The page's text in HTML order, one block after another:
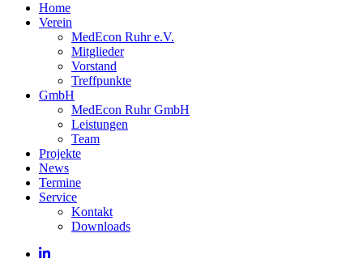
Home
Verein
MedEcon Ruhr e.V.
Mitglieder
Vorstand
Treffpunkte
GmbH
MedEcon Ruhr GmbH
Leistungen
Team
Projekte
News
Termine
Service
Kontakt
Downloads